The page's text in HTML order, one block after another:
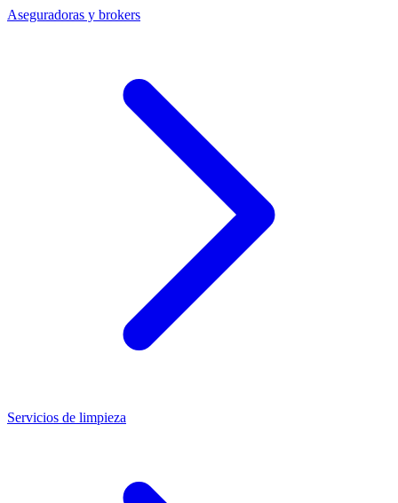
Aseguradoras y brokers
Servicios de limpieza